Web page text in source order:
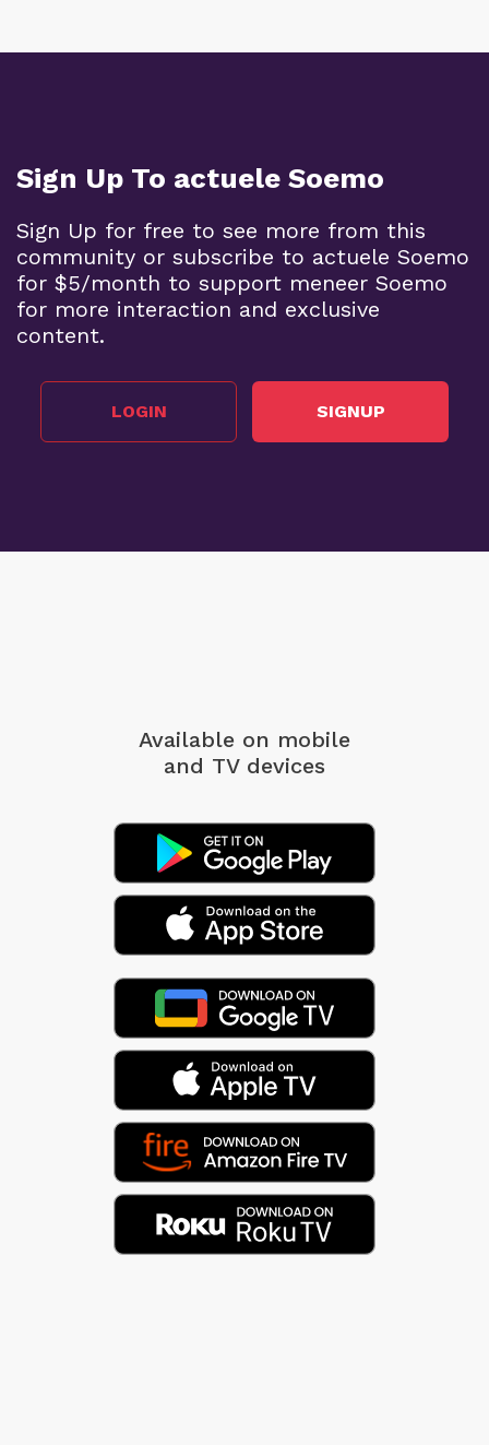
Sign Up To actuele Soemo
Sign Up for free to see more from this
community or subscribe to actuele Soemo
for $5/month to support meneer Soemo
for more interaction and exclusive
content.
LOGIN SIGNUP
Available on mobile
and TV devices